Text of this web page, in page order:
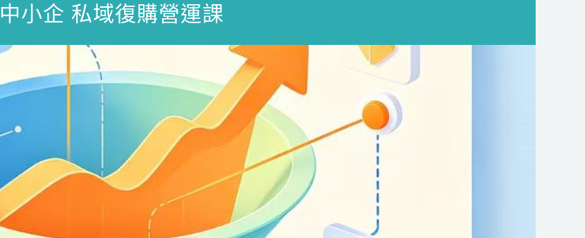
中小企 私域復購營運課